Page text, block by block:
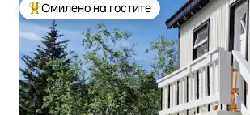
Меѓу најуспешните „Омилени на гостите“
Омилено на гостите